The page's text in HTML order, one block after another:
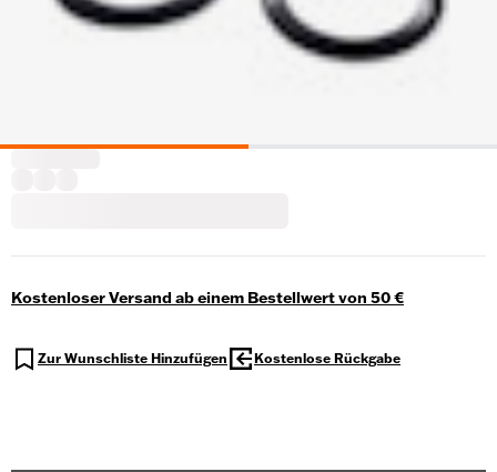
Kostenloser Versand ab einem Bestellwert von 50 €
Zur Wunschliste Hinzufügen Kostenlose Rückgabe